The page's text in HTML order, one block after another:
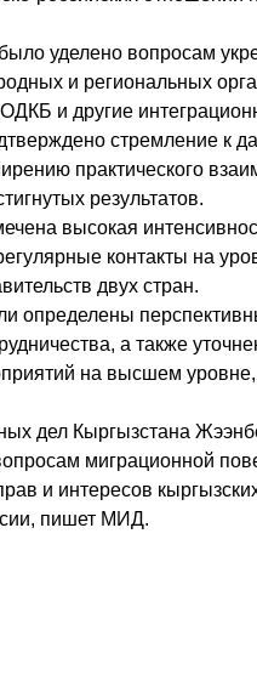
уделено вопросам
и региональных
и другие
стремление к
практического
результатов.
высокая
контакты на
двух стран.
определены
а также
на высшем
дел Кыргызстана
миграционной
и интересов
пишет МИД.